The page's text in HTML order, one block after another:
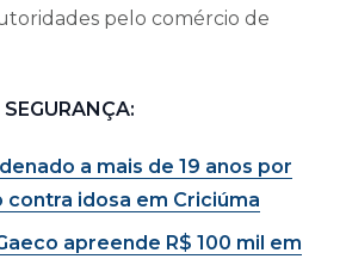
pelo comércio de
a mais de 19 anos por
idosa em Criciúma
apreende R$ 100 mil em